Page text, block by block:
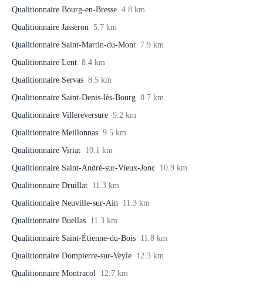
Qualitionnaire Bourg-en-Bresse 4.8 km
Qualitionnaire Jasseron 5.7 km
Qualitionnaire Saint-Martin-du-Mont 7.9 km
Qualitionnaire Lent 8.4 km
Qualitionnaire Servas 8.5 km
Qualitionnaire Saint-Denis-lès-Bourg 8.7 km
Qualitionnaire Villereversure 9.2 km
Qualitionnaire Meillonnas 9.5 km
Qualitionnaire Viriat 10.1 km
Qualitionnaire Saint-André-sur-Vieux-Jonc 10.9 km
Qualitionnaire Druillat 11.3 km
Qualitionnaire Neuville-sur-Ain 11.3 km
Qualitionnaire Buellas 11.3 km
Qualitionnaire Saint-Étienne-du-Bois 11.8 km
Qualitionnaire Dompierre-sur-Veyle 12.3 km
Qualitionnaire Montracol 12.7 km